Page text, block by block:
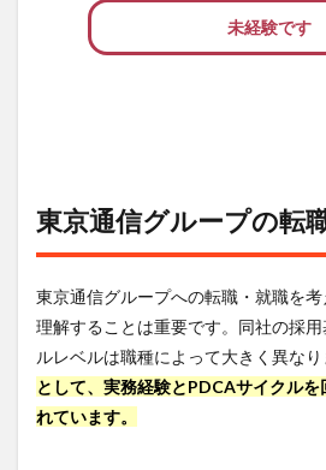
未経験です
東京通信グループの転
東京通信グループへの転職・就職を
理解することは重要です。同社の採
ルレベルは職種によって大きく異なり
として、実務経験とPDCAサイクルを
れています。